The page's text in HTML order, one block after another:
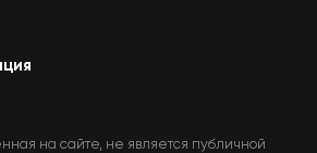
на сайте, не является публичной